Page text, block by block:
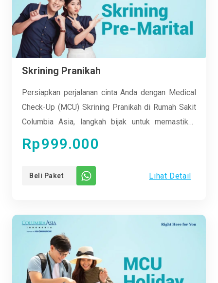
Skrining Pranikah
Persiapkan perjalanan cinta Anda dengan Medical
Check-Up (MCU) Skrining Pranikah di Rumah Sakit
Columbia Asia, langkah bijak untuk memastikan
kesehatan Anda dan pasangan sebelum menikah.
Rp999.000
Beli Paket Lihat Detail